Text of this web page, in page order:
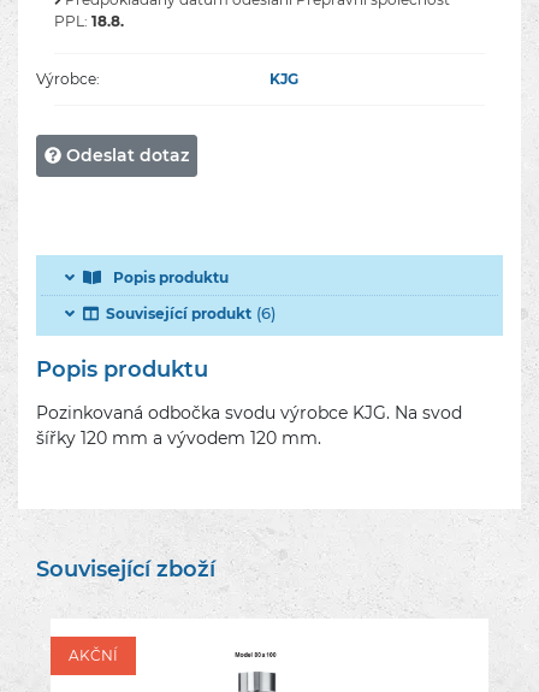
PPL: 18.8.
Výrobce: KJG
Odeslat dotaz
Popis produktu
Související produkt (6)
Popis produktu
Pozinkovaná odbočka svodu výrobce KJG. Na svod
šířky 120 mm a vývodem 120 mm.
Související zboží
AKČNÍ